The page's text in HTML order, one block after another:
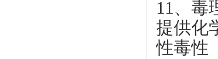
11、毒
提供化
性毒性